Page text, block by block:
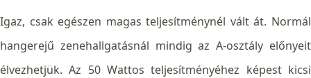
Igaz, csak egészen magas teljesítménynél vált át. Normál
hangerejű zenehallgatásnál mindig az A-osztály előnyeit
élvezhetjük. Az 50 Wattos teljesítményéhez képest kicsi